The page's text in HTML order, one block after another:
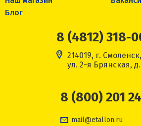
Блог
8 (4812) 318-
214019, г. Смоленск,
ул. 2-я Брянская,
8 (800) 201
mail@etallon.ru